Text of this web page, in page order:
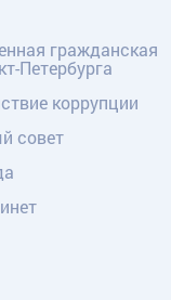
гражданская
Петербурга
коррупции
совет